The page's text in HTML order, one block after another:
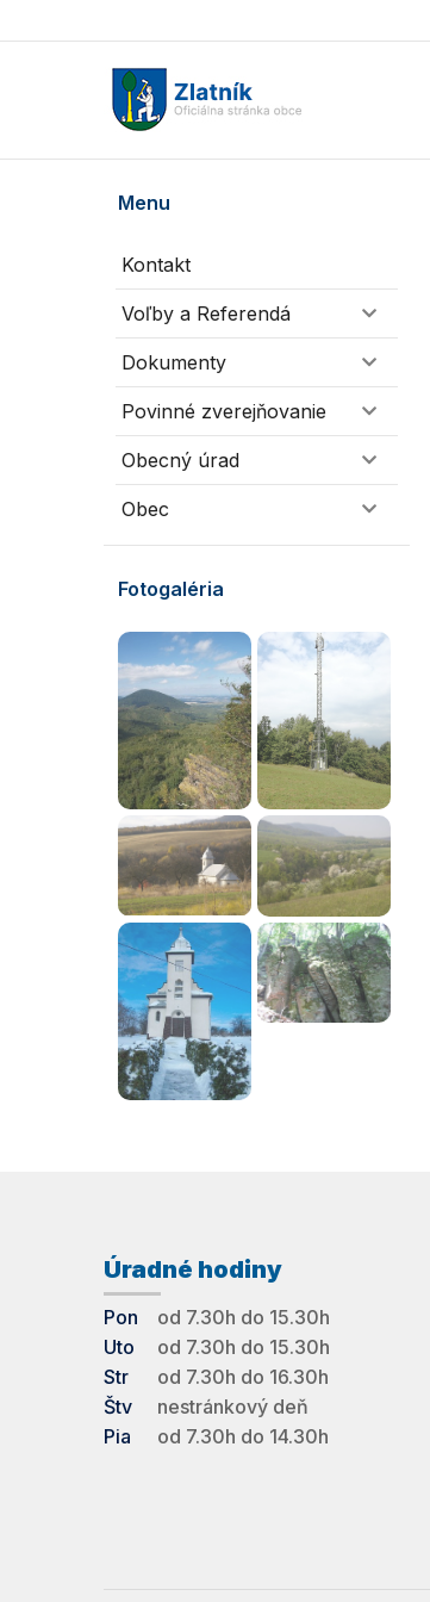
Menu
Kontakt
Voľby a Referendá
Dokumenty
Povinné zverejňovanie
Obecný úrad
Obec
Fotogaléria
Úradné hodiny
Pon
od 7.30h do 15.30h
Uto
od 7.30h do 15.30h
Str
od 7.30h do 16.30h
Štv
nestránkový deň
Pia
od 7.30h do 14.30h